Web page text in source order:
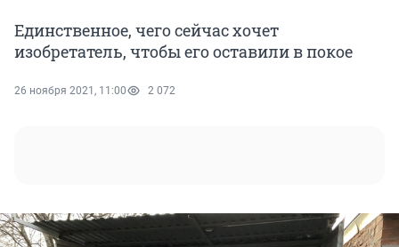
Единственное, чего сейчас хочет
изобретатель, чтобы его оставили в покое
26 ноября 2021, 11:00 2 072